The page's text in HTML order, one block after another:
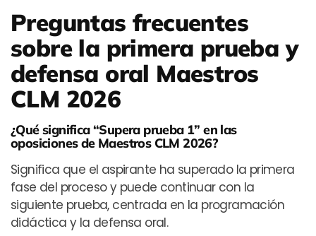
Preguntas frecuentes
sobre la primera prueba y
defensa oral Maestros
CLM 2026
¿Qué significa “Supera prueba 1” en las
oposiciones de Maestros CLM 2026?
Significa que el aspirante ha superado la primera
fase del proceso y puede continuar con la
siguiente prueba, centrada en la programación
didáctica y la defensa oral.